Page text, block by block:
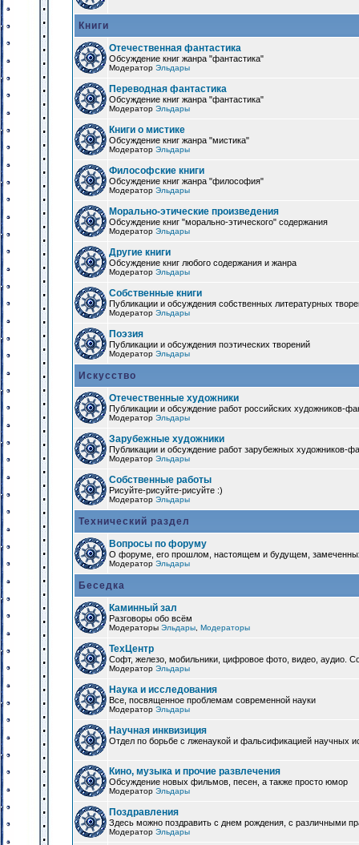
Книги
Отечественная фантастика
Обсуждение книг жанра "фантастика"
Модератор Эльдары
Переводная фантастика
Обсуждение книг жанра "фантастика"
Модератор Эльдары
Книги о мистике
Обсуждение книг жанра "мистика"
Модератор Эльдары
Философские книги
Обсуждение книг жанра "философия"
Модератор Эльдары
Морально-этические произведения
Обсуждение книг "морально-этического" содержания
Модератор Эльдары
Другие книги
Обсуждение книг любого содержания и жанра
Модератор Эльдары
Собственные книги
Публикации и обсуждения собственных литературных
Модератор Эльдары
Поэзия
Публикации и обсуждения поэтических творений
Модератор Эльдары
Искусство
Отечественные художники
Публикации и обсуждение работ российских художников-
Модератор Эльдары
Зарубежные художники
Публикации и обсуждение работ зарубежных художников-
Модератор Эльдары
Собственные работы
Рисуйте-рисуйте-рисуйте :)
Модератор Эльдары
Технический раздел
Вопросы по форуму
О форуме, его прошлом, настоящем и будущем,
Модератор Эльдары
Беседка
Каминный зал
Разговоры обо всём
Модераторы Эльдары Модераторы
ТехЦентр
Софт, железо, мобильники, цифровое фото, видео, аудио.
Модератор Эльдары
Наука и исследования
Все, посвященное проблемам современной науки
Модератор Эльдары
Научная инквизиция
Отдел по борьбе с лженаукой и фальсификацией научных
Кино, музыка и прочие развлечения
Обсуждение новых фильмов, песен, а также просто юмор
Модератор Эльдары
Поздравления
Здесь можно поздравить с днем рождения, с различными
Модератор Эльдары